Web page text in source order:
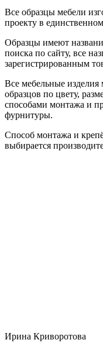
Все образцы мебели
проекту в
Образцы имеют
поиска по сайту, все
зарегистрированным
Все мебельные изделия
образцов по цвету,
способами монтажа и
фурнитуры.
Способ монтажа и
выбирается
Ирина Криворотова